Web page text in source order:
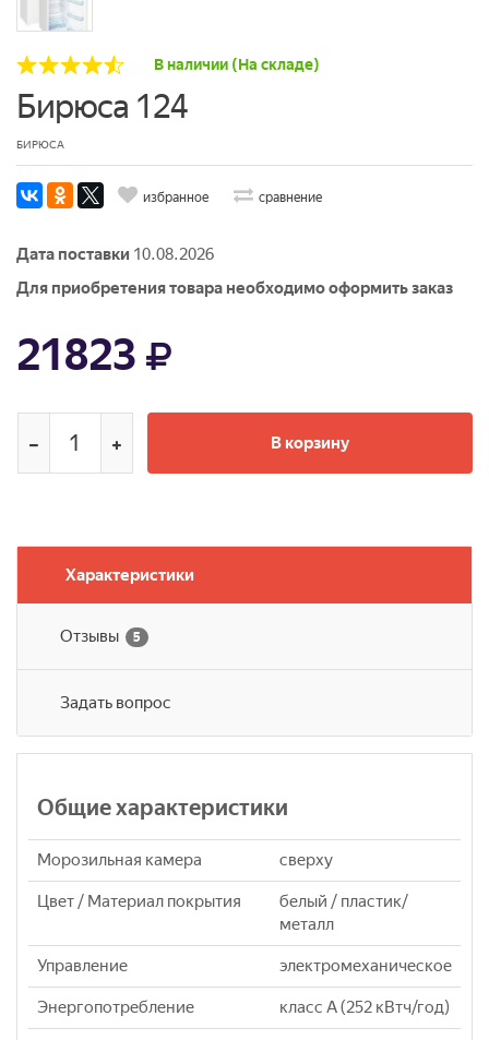
В наличии (На складе)
Бирюса 124
БИРЮСА
избранное сравнение
Дата поставки 10.08.2026
Для приобретения товара необходимо оформить заказ
21823
В корзину
Характеристики
Отзывы 5
Задать вопрос
Общие характеристики
Морозильная камера сверху
Цвет / Материал покрытия
белый / пластик/
металл
Управление электромеханическое
Энергопотребление класс A (252 кВтч/год)